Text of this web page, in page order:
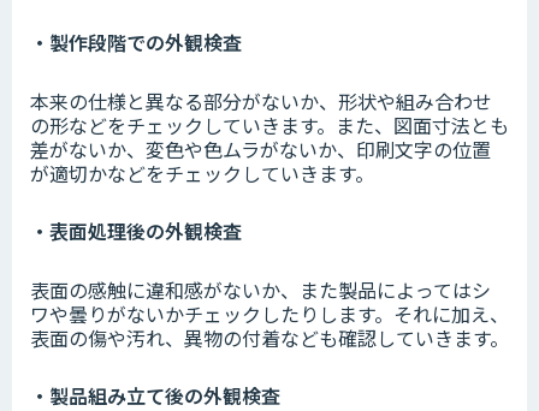
・製作段階での外観検査
本来の仕様と異なる部分がないか、形状や組み合わせ
の形などをチェックしていきます。また、図面寸法とも
差がないか、変色や色ムラがないか、印刷文字の位置
が適切かなどをチェックしていきます。
・表面処理後の外観検査
表面の感触に違和感がないか、また製品によってはシ
ワや曇りがないかチェックしたりします。それに加え、
表面の傷や汚れ、異物の付着なども確認していきます。
・製品組み立て後の外観検査